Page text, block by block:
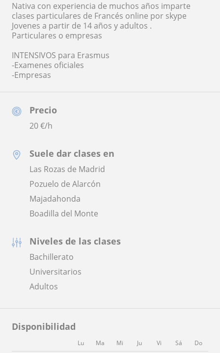
Precio
20€/h
Suele dar clases en
Las Rozas de Madrid
Pozuelo de Alarcón
Majadahonda
Boadilla del Monte
Niveles de las clases
Bachillerato
Universitarios
Adultos
Disponibilidad
Lu Ma Mi Ju Vi Sá Do
Nativa con experiencia de muchos años imparte
clases particulares de Francés online por skype
Jovenes a partir de 14 años y adultos .
Particulares o empresas
INTENSIVOS para Erasmus
-Examenes oficiales
-Empresas